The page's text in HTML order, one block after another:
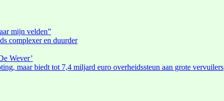
mijn velden”
complexer en duurder
Wever’
maar biedt tot 7,4 miljard euro overheidssteun aan grote vervuilers